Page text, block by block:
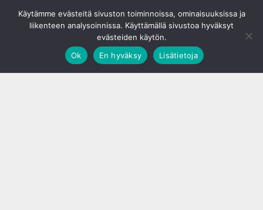
Käytämme evästeitä sivuston toiminnoissa, ominaisuuksissa ja
liikenteen analysoinnissa. Käyttämällä sivustoa hyväksyt
evästeiden käytön.
Ok
En hyväksy Lisätietoja